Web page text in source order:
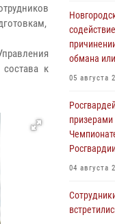
состава к
обмана
05 августа
04 августа